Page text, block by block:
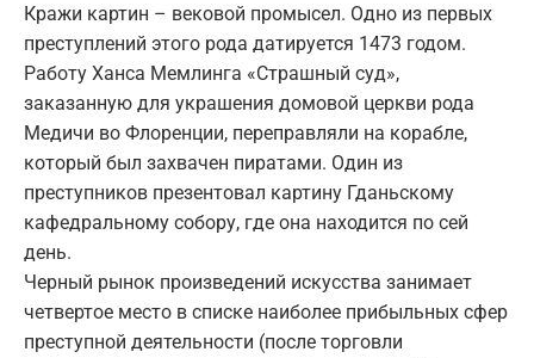
Кражи картин – вековой промысел. Одно из первых
преступлений этого рода датируется 1473 годом.
Работу Ханса Мемлинга «Страшный суд»,
заказанную для украшения домовой церкви рода
Медичи во Флоренции, переправляли на корабле,
который был захвачен пиратами. Один из
преступников презентовал картину Гданьскому
кафедральному собору, где она находится по сей
день.
Черный рынок произведений искусства занимает
четвертое место в списке наиболее прибыльных сфер
преступной деятельности (после торговли